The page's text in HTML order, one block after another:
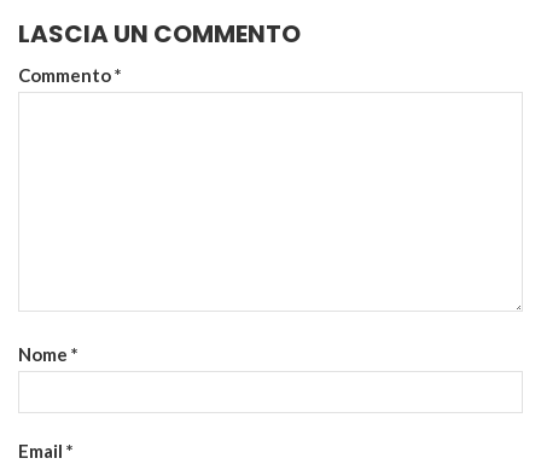
LASCIA UN COMMENTO
Commento*
Nome *
Email *